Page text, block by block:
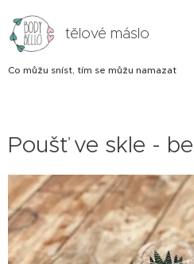
tělové máslo
Co můžu sníst, tím se můžu namazat
Poušť ve skle -